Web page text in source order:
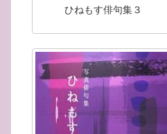
ひねもす俳句集３